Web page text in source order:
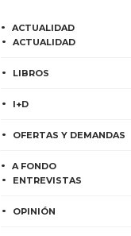
ACTUALIDAD
ACTUALIDAD
LIBROS
I+D
OFERTAS Y DEMANDAS
A FONDO
ENTREVISTAS
OPINIÓN